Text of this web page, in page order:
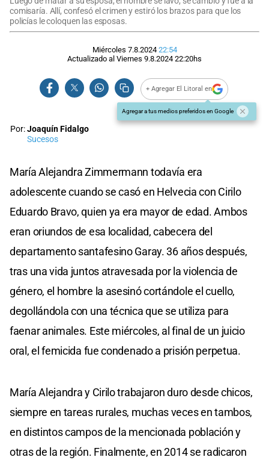
comisaría. Allí, confesó el crimen y estiró los brazos para que los
policías le coloquen las esposas.
Miércoles 7.8.2024 22:54
Actualizado al Viernes 9.8.2024 22:20hs
+ Agregar El Litoral en
Agregar a tus medios preferidos en Google
Por:Joaquín Fidalgo
Sucesos
María Alejandra Zimmermann todavía era
adolescente cuando se casó en Helvecia con Cirilo
Eduardo Bravo, quien ya era mayor de edad. Ambos
eran oriundos de esa localidad, cabecera del
departamento santafesino Garay. 36 años después,
tras una vida juntos atravesada por la violencia de
género, el hombre la asesinó cortándole el cuello,
degollándola con una técnica que se utiliza para
faenar animales. Este miércoles, al final de un juicio
oral, el femicida fue condenado a prisión perpetua.
María Alejandra y Cirilo trabajaron duro desde chicos,
siempre en tareas rurales, muchas veces en tambos,
en distintos campos de la mencionada población y
otras de la región. Finalmente, en 2014 se radicaron